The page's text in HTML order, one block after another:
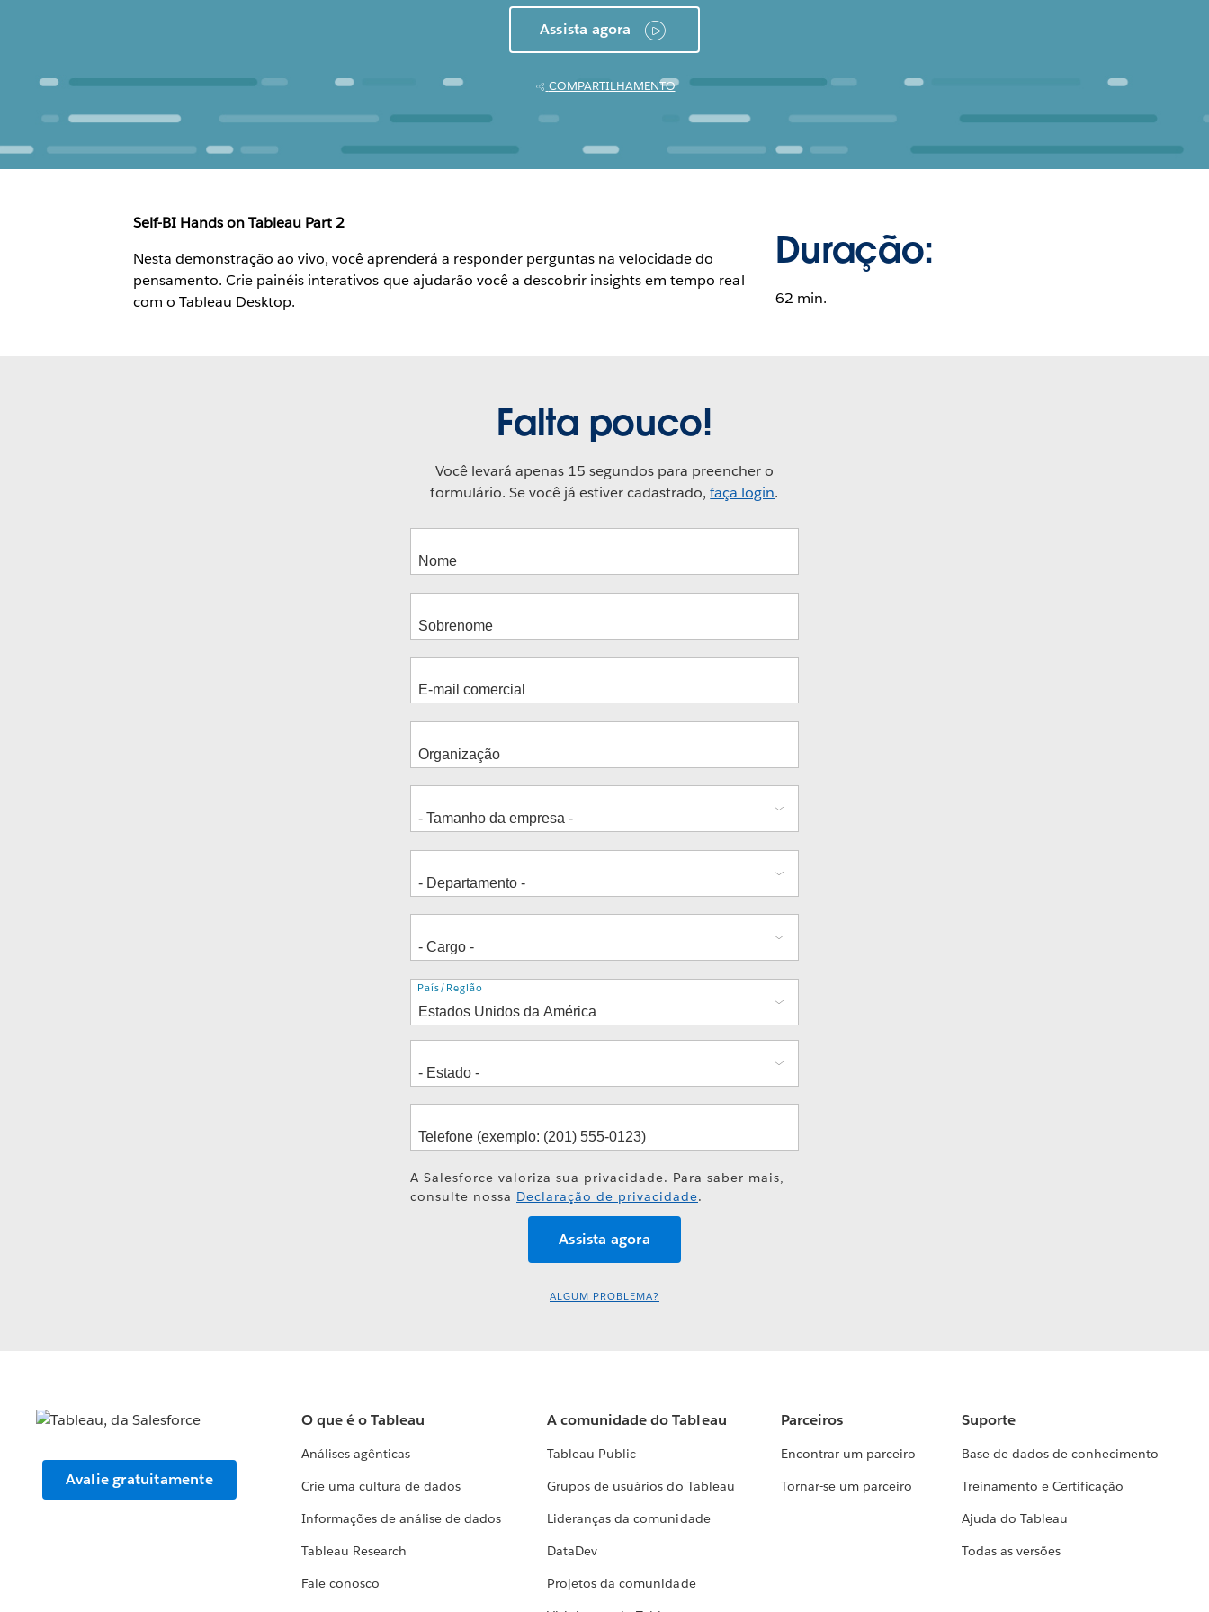
Assista agora
COMPARTILHAMENTO
Self-BI Hands on Tableau Part 2
Nesta demonstração ao vivo, você aprenderá a responder perguntas na velocidade do
pensamento. Crie painéis interativos que ajudarão você a descobrir insights em tempo real
com o Tableau Desktop.
Duração:
62 min.
Falta pouco!
Você levará apenas 15 segundos para preencher o
formulário. Se você já estiver cadastrado,faça login.
Endereço
País/Região
A Salesforce valoriza sua privacidade. Para saber mais,
consulte nossa Declaração de privacidade.
ALGUM PROBLEMA?
Avalie gratuitamente
O que é o Tableau
Análises agênticas
Crie uma cultura de dados
Informações de análise de dados
Tableau Research
Fale conosco
A comunidade do Tableau
Tableau Public
Grupos de usuários do Tableau
Lideranças da comunidade
DataDev
Projetos da comunidade
Parceiros
Encontrar um parceiro
Tornar-se um parceiro
Suporte
Base de dados de conhecimento
Treinamento e Certificação
Ajuda do Tableau
Todas as versões